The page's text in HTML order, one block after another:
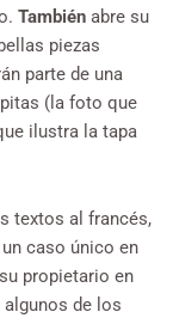
También abre su
piezas
parte de una
(la foto que
ilustra la tapa
textos al francés,
caso único en
propietario en
de los